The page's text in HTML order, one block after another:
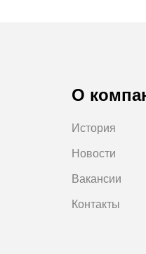
О
История
Новости
Вакансии
Контакты